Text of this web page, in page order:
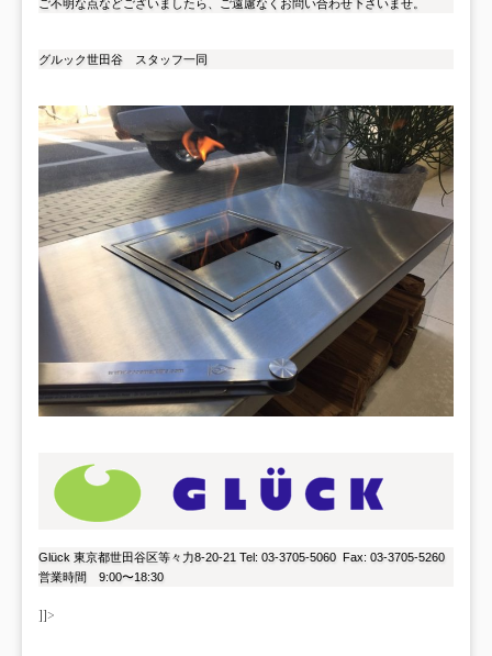
ご不明な点などございましたら、ご遠慮なくお問い合わせ下さいませ。
グルック世田谷 スタッフ一同
Glück 東京都世田谷区等々力8-20-21 Tel: 03-3705-5060 Fax: 03-3705-5260
営業時間 9:00〜18:30
]]>